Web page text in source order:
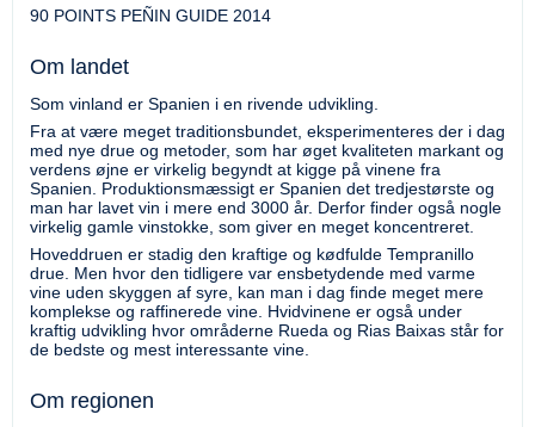
90 POINTS PEÑIN GUIDE 2014
Om landet
Som vinland er Spanien i en rivende udvikling.
Fra at være meget traditionsbundet, eksperimenteres der i dag
med nye drue og metoder, som har øget kvaliteten markant og
verdens øjne er virkelig begyndt at kigge på vinene fra
Spanien. Produktionsmæssigt er Spanien det tredjestørste og
man har lavet vin i mere end 3000 år. Derfor finder også nogle
virkelig gamle vinstokke, som giver en meget koncentreret.
Hoveddruen er stadig den kraftige og kødfulde Tempranillo
drue. Men hvor den tidligere var ensbetydende med varme
vine uden skyggen af syre, kan man i dag finde meget mere
komplekse og raffinerede vine. Hvidvinene er også under
kraftig udvikling hvor områderne Rueda og Rias Baixas står for
de bedste og mest interessante vine.
Om regionen